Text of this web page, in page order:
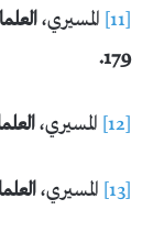
[11] المسيري،
179.
[12] المسيري،
[13] المسيري،